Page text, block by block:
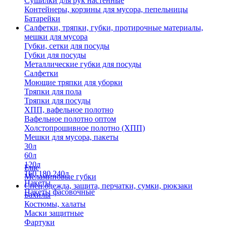
Контейнеры, корзины для мусора, пепельницы
Батарейки
Салфетки, тряпки, губки, протирочные материалы,
мешки для мусора
Губки, сетки для посуды
Губки для посуды
Металлические губки для посуды
Салфетки
Моющие тряпки для уборки
Тряпки для пола
Тряпки для посуды
ХПП, вафельное полотно
Вафельное полотно оптом
Холстопрошивное полотно (ХПП)
Мешки для мусора, пакеты
30л
60л
120л
160,180,240л
Пакеты
Пакеты фасовочные
Еще
Меламиновые губки
Спец.одежда, защита, перчатки, сумки, рюкзаки
Бахилы
Костюмы, халаты
Маски защитные
Фартуки